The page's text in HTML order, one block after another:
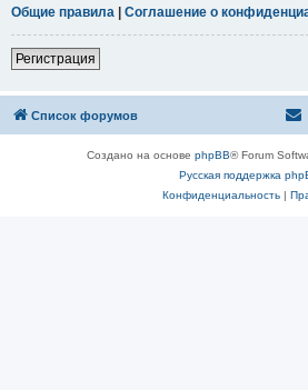
Общие правила | Соглашение о
Регистрация
Список форумов
Создано на основе phpBB® Forum
Русская поддержка
Конфиденциальность|